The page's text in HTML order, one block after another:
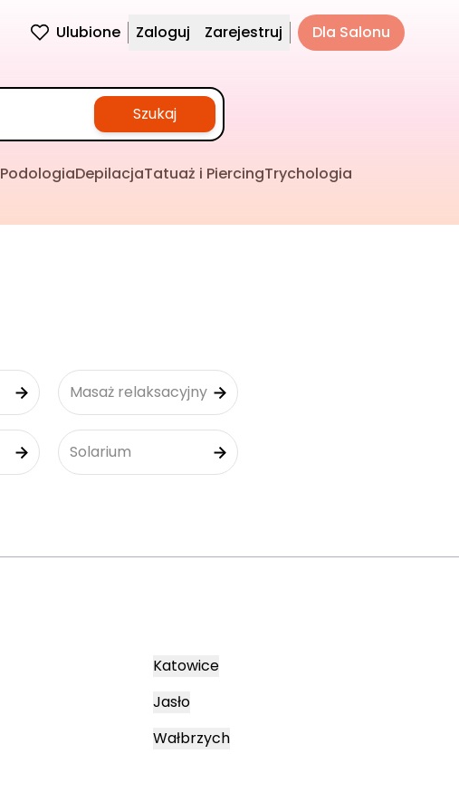
Ulubione Zaloguj Zarejestruj Dla Salonu
Szukaj
PodologiaDepilacjaTatuaż i PiercingTrychologia
Masaż relaksacyjny
Solarium
Katowice
Jasło
Wałbrzych